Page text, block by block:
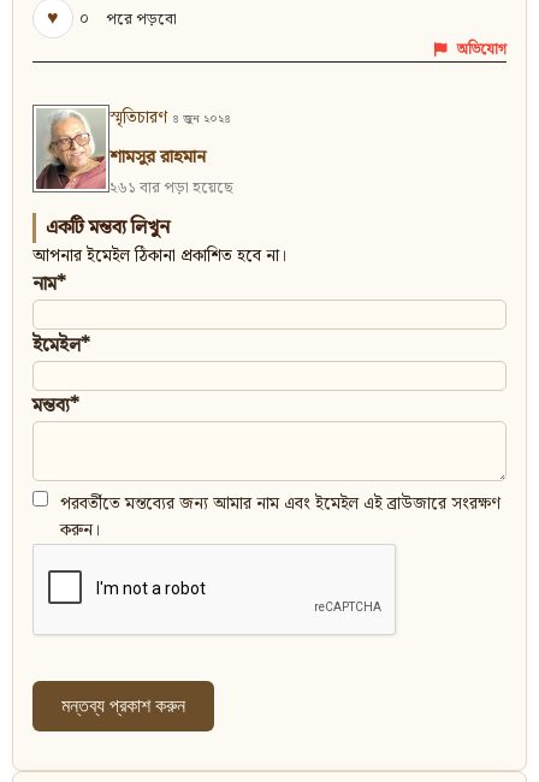
♥
০ পরে পড়বো
অভিযোগ
স্মৃতিচারণ ৪ জুন ২০২৪
শামসুর রাহমান
২৬১ বার পড়া হয়েছে
একটি মন্তব্য লিখুন
আপনার ইমেইল ঠিকানা প্রকাশিত হবে না।
নাম*
ইমেইল*
মন্তব্য*
পরবর্তীতে মন্তব্যের জন্য আমার নাম এবং ইমেইল এই ব্রাউজারে সংরক্ষণ
করুন।